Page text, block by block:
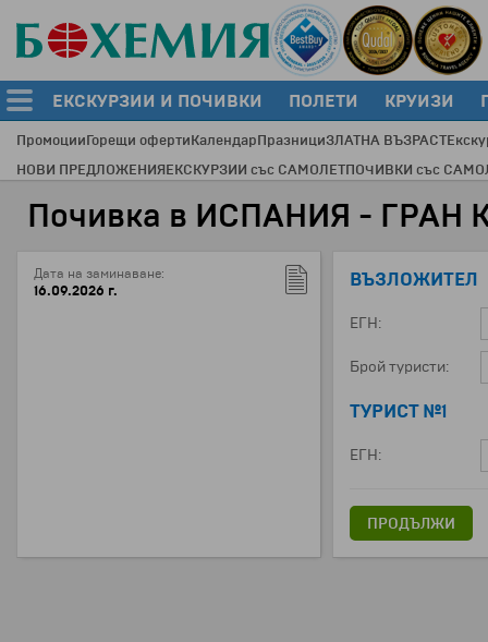
ЕКСКУРЗИИ И ПОЧИВКИ ПОЛЕТИ КРУИЗИ
ПромоцииГорещи офертиКалендарПразнициЗЛАТНА ВЪЗРАСТ
НОВИ ПРЕДЛОЖЕНИЯЕКСКУРЗИИ със САМОЛЕТПОЧИВКИ със
Почивка в ИСПАНИЯ - ГРАН
Дата на заминаване:
16.09.2026 г. ВЪЗЛОЖИТЕЛ
ЕГН:
Брой туристи:
ТУРИСТ №1
ЕГН:
ПРОДЪЛЖИ